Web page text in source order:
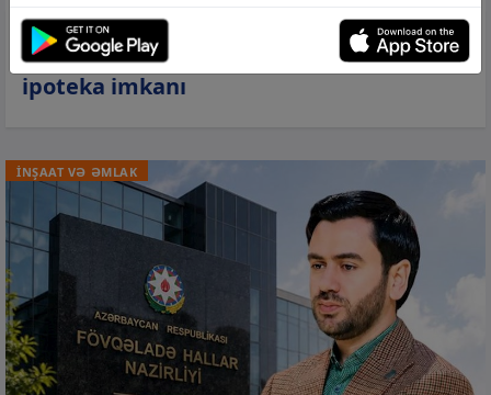
05 avq 2026, 15:32
Rabitəbankdan “MİDA” xətti ilə güzəştli
ipoteka imkanı
İNŞAAT VƏ ƏMLAK